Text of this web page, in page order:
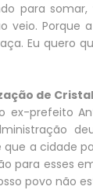
para
veio.
Eu quero
de
prefeito
que a cidade
para esses
povo não